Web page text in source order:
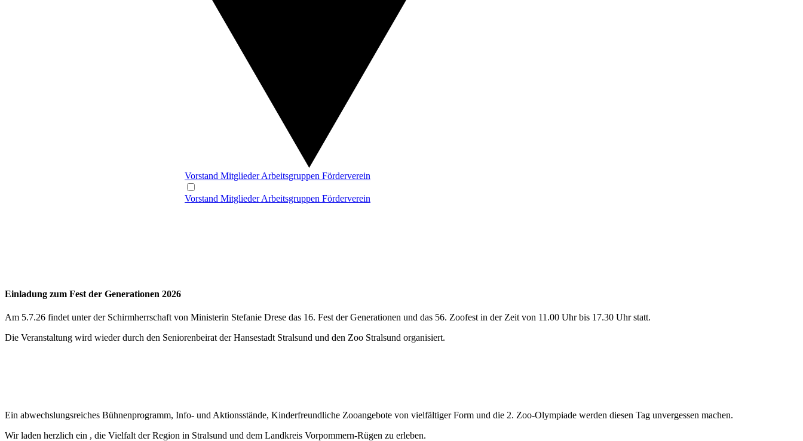
Vorstand MitgliederArbeitsgruppen Förderverein
Vorstand MitgliederArbeitsgruppen Förderverein
Einladung zum Fest der Generationen 2026
Am 5.7.26 findet unter der Schirmherrschaft von Ministerin Stefanie Drese das 16. Fest der Generationen und das 56. Zoofest in der Zeit von 11.00 Uhr bis 17.30 Uhr statt.
Die Veranstaltung wird wieder durch den Seniorenbeirat der Hansestadt Stralsund und den Zoo Stralsund organisiert.
Ein abwechslungsreiches Bühnenprogramm, Info- und Aktionsstände, Kinderfreundliche Zooangebote von vielfältiger Form und die 2. Zoo-Olympiade werden diesen Tag unvergessen machen.
Wir laden herzlich ein , die Vielfalt der Region in Stralsund und dem Landkreis Vorpommern-Rügen zu erleben.